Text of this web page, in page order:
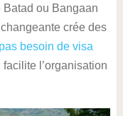
Batad ou Bangaan
crée des
pas besoin de visa
l’organisation